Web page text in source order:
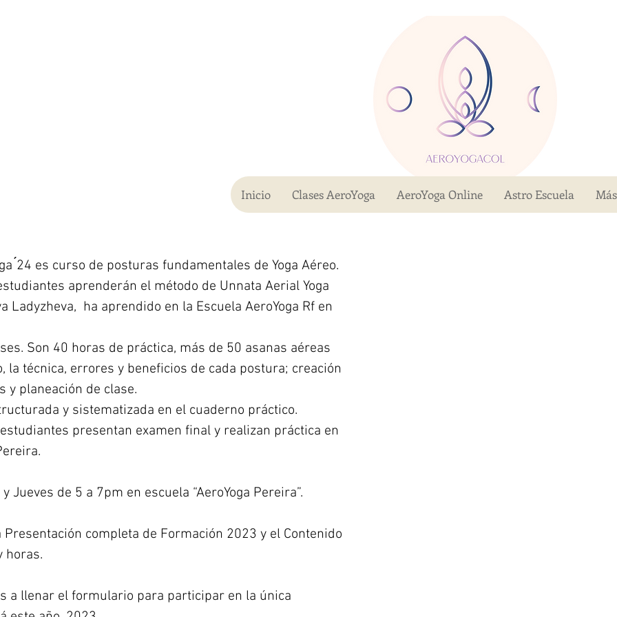
Inicio Clases AeroYoga AeroYoga Online Astro Escuela Más
́24 es curso de posturas fundamentales de Yoga Aéreo.
aprenderán el método de Unnata Aerial Yoga
Ladyzheva, ha aprendido en la Escuela AeroYoga Rf en
Son 40 horas de práctica, más de 50 asanas aéreas
la técnica, errores y beneficios de cada postura; creación
y planeación de clase.
y sistematizada en el cuaderno práctico.
presentan examen final y realizan práctica en
Jueves de 5 a 7pm en escuela “AeroYoga Pereira”.
completa de Formación 2023 y el Contenido
horas.
a llenar el formulario para participar en la única